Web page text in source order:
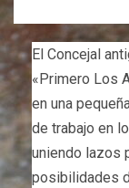
El Concejal
«Primero Los
en una
de trabajo en
uniendo lazos
posibilidades